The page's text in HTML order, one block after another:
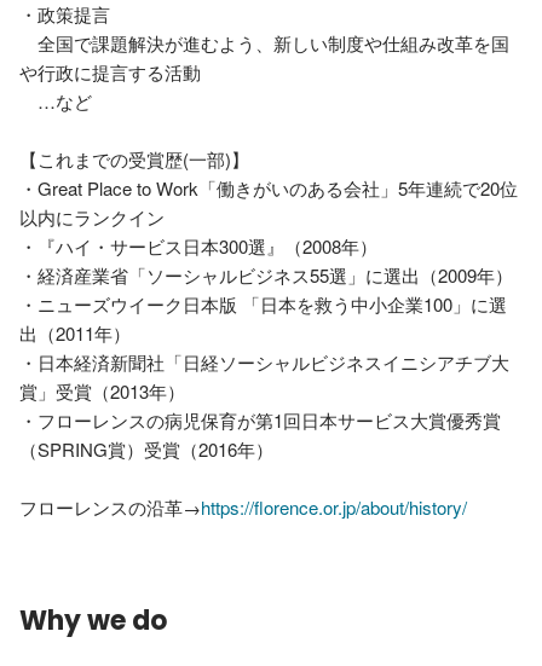
・政策提言
全国で課題解決が進むよう、新しい制度や仕組み改革を国
や行政に提言する活動
…など
【これまでの受賞歴(一部)】
・Great Place to Work「働きがいのある会社」5年連続で20位
以内にランクイン
・『ハイ・サービス日本300選』（2008年）
・経済産業省「ソーシャルビジネス55選」に選出（2009年）
・ニューズウイーク日本版 「日本を救う中小企業100」に選
出（2011年）
・日本経済新聞社「日経ソーシャルビジネスイニシアチブ大
賞」受賞（2013年）
・フローレンスの病児保育が第1回日本サービス大賞優秀賞
（SPRING賞）受賞（2016年）
フローレンスの沿革→https://florence.or.jp/about/history/
Why we do